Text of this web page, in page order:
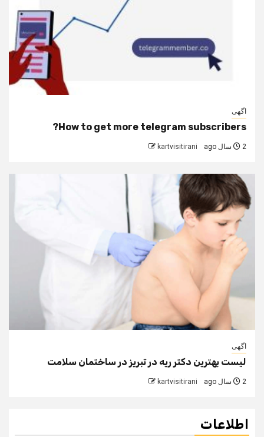
اگهی
How to get more telegram subscribers?
2 سال ago kartvisitirani
اگهی
لیست بهترین دکتر ریه در تبریز در ساختمان سلامت
2 سال ago kartvisitirani
اطلاعات